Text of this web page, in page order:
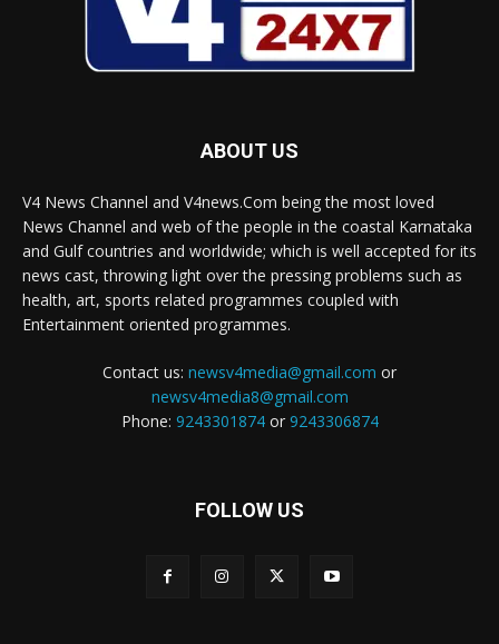
ABOUT US
V4 News Channel and V4news.Com being the most loved
News Channel and web of the people in the coastal Karnataka
and Gulf countries and worldwide; which is well accepted for its
news cast, throwing light over the pressing problems such as
health, art, sports related programmes coupled with
Entertainment oriented programmes.
Contact us: newsv4media@gmail.com or
newsv4media8@gmail.com
Phone: 9243301874or 9243306874
FOLLOW US